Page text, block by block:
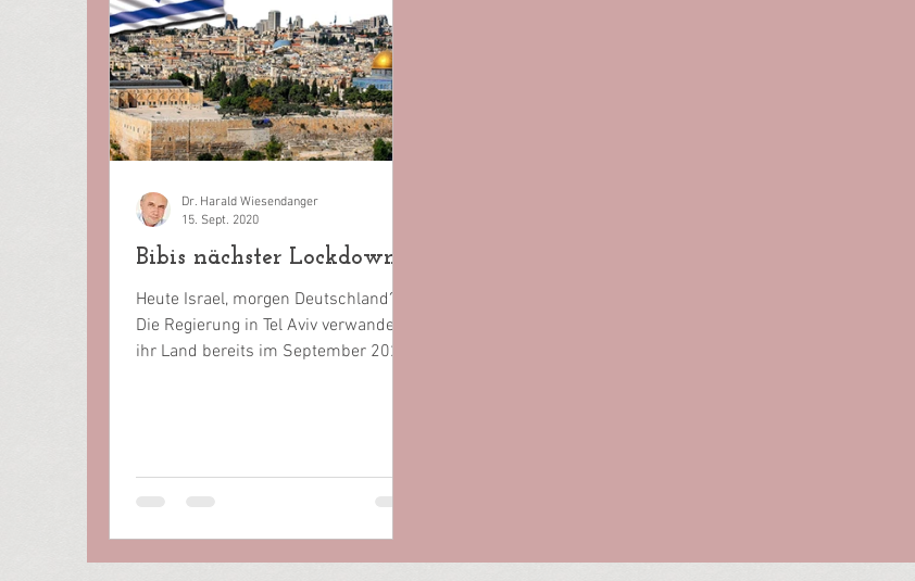
Bibis nächster Lockdown
Heute Israel, morgen Deutschland?
Die Regierung in Tel Aviv verwandelte
ihr Land bereits im September 2020
Dr. Harald Wiesendanger
15. Sept. 2020